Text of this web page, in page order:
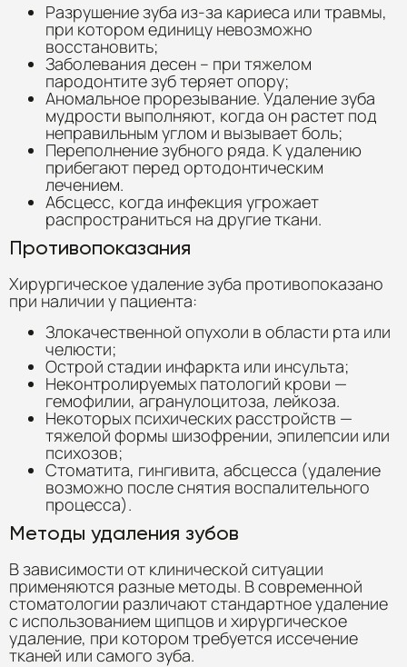
Разрушение зуба из-за кариеса или травмы,
при котором единицу невозможно
восстановить;
Заболевания десен – при тяжелом
пародонтите зуб теряет опору;
Аномальное прорезывание. Удаление зуба
мудрости выполняют, когда он растет под
неправильным углом и вызывает боль;
Переполнение зубного ряда. К удалению
прибегают перед ортодонтическим
лечением.
Абсцесс, когда инфекция угрожает
распространиться на другие ткани.
Противопоказания
Хирургическое удаление зуба противопоказано
при наличии у пациента:
Злокачественной опухоли в области рта или
челюсти;
Острой стадии инфаркта или инсульта;
Неконтролируемых патологий крови —
гемофилии, агранулоцитоза, лейкоза.
Некоторых психических расстройств —
тяжелой формы шизофрении, эпилепсии или
психозов;
Стоматита, гингивита, абсцесса (удаление
возможно после снятия воспалительного
процесса).
Методы удаления зубов
В зависимости от клинической ситуации
применяются разные методы. В современной
стоматологии различают стандартное удаление
с использованием щипцов и хирургическое
удаление, при котором требуется иссечение
тканей или самого зуба.